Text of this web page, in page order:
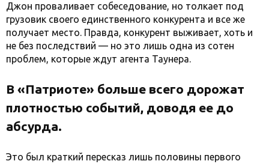
Джон проваливает собеседование, но толкает под
грузовик своего единственного конкурента и все же
получает место. Правда, конкурент выживает, хоть и
не без последствий — но это лишь одна из сотен
проблем, которые ждут агента Таунера.
В «Патриоте» больше всего дорожат
плотностью событий, доводя ее до
абсурда.
Это был краткий пересказ лишь половины первого